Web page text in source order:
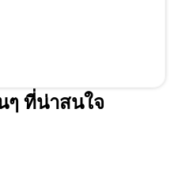
ๆ ที่น่าสนใจ